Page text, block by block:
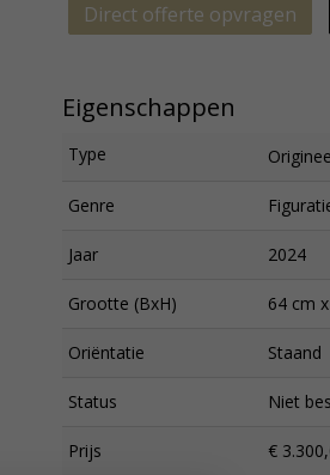
Direct offerte opvragen
Eigenschappen
Type
Genre
Jaar 2024
Grootte (BxH) 64 cm
Oriëntatie Staand
Status Niet
Prijs €